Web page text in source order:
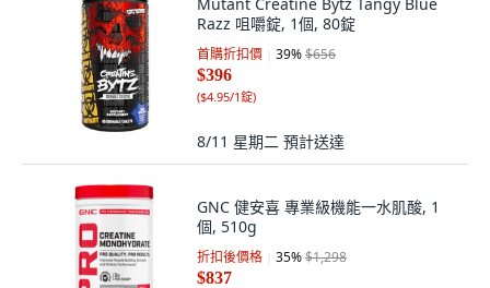
Razz 咀嚼錠, 1個, 80錠
首購折扣價 39%$656
$396
($4.95/1錠)
8/11 星期二 預計送達
GNC 健安喜 專業級機能一水肌酸, 1
個, 510g
折扣後價格 35%$1,298
$837